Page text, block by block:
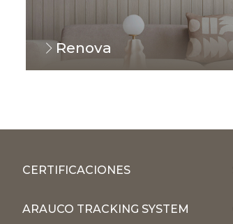
Renova
CERTIFICACIONES
ARAUCO TRACKING SYSTEM